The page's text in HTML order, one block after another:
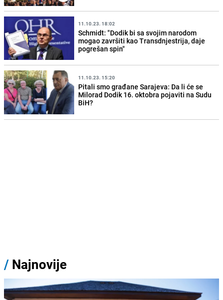
11.10.23. 18:02
Schmidt: "Dodik bi sa svojim narodom
mogao završiti kao Transdnjestrija, daje
pogrešan spin"
11.10.23. 15:20
Pitali smo građane Sarajeva: Da li će se
Milorad Dodik 16. oktobra pojaviti na Sudu
BiH?
/ Najnovije